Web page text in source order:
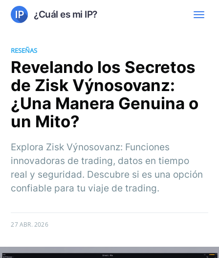
¿Cuál es mi IP?
RESEÑAS
Revelando los Secretos
de Zisk Výnosovanz:
¿Una Manera Genuina o
un Mito?
Explora Zisk Výnosovanz: Funciones
innovadoras de trading, datos en tiempo
real y seguridad. Descubre si es una opción
confiable para tu viaje de trading.
27 ABR. 2026